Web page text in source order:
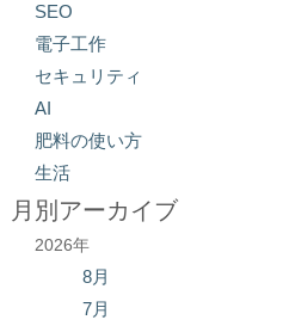
SEO
電子工作
セキュリティ
AI
肥料の使い方
生活
月別アーカイブ
2026年
8月
7月